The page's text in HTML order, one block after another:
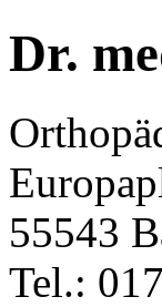
Dr.
55543
Tel.: